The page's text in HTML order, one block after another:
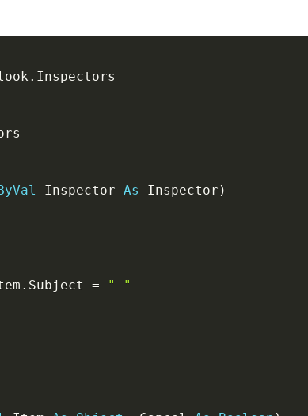
. Inspectors
Inspector As Inspector )
. Subject =
" "